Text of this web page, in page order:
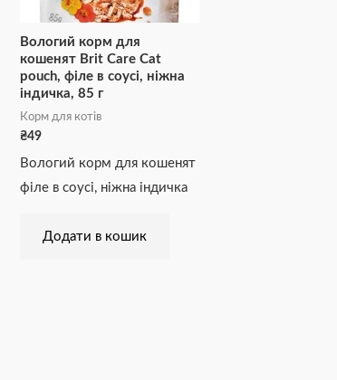
Вологий корм для
кошенят Brit Care Cat
pouch, філе в соусі, ніжна
індичка, 85 г
Корм для котів
₴49
Вологий корм для кошенят
філе в соусі, ніжна індичка
Додати в кошик